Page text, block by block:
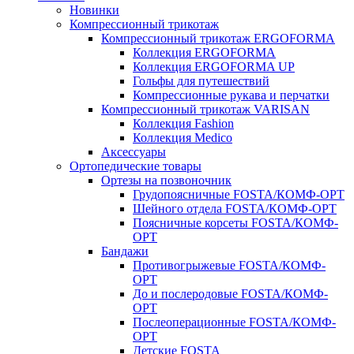
Новинки
Компрессионный трикотаж
Компрессионный трикотаж ERGOFORMA
Коллекция ERGOFORMA
Коллекция ERGOFORMA UP
Гольфы для путешествий
Компрессионные рукава и перчатки
Компрессионный трикотаж VARISAN
Коллекция Fashion
Коллекция Medico
Аксессуары
Ортопедические товары
Ортезы на позвоночник
Грудопоясничные FOSTA/КОМФ-ОРТ
Шейного отдела FOSTA/КОМФ-ОРТ
Поясничные корсеты FOSTA/КОМФ-
ОРТ
Бандажи
Противогрыжевые FOSTA/КОМФ-
ОРТ
До и послеродовые FOSTA/КОМФ-
ОРТ
Послеоперационные FOSTA/КОМФ-
ОРТ
Детские FOSTA